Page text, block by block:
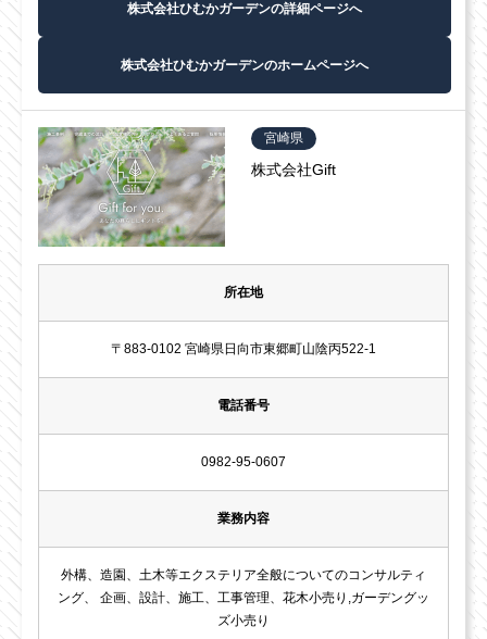
株式会社ひむかガーデンの詳細ページへ
株式会社ひむかガーデンのホームページへ
宮崎県
株式会社Gift
所在地
〒883-0102 宮崎県日向市東郷町山陰丙522-1
電話番号
0982-95-0607
業務内容
外構、造園、土木等エクステリア全般についてのコンサルティ
ング、 企画、設計、施工、工事管理、花木小売り,ガーデングッ
ズ小売り